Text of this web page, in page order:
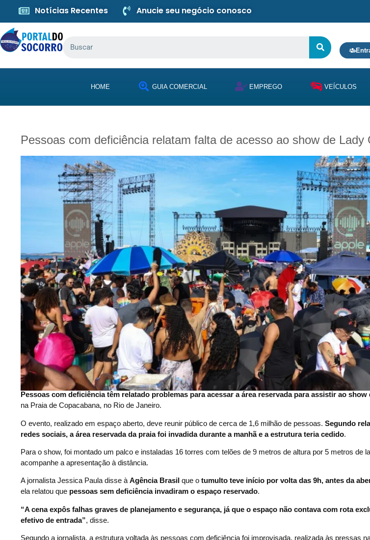
Notícias Recentes Anucie seu negócio conosco
HOME GUIA COMERCIAL EMPREGO VEÍCULOS
Pessoas com deficiência relatam falta de acesso ao show de Lady
Pessoas com deficiência têm relatado problemas para acessar a área reservada para assistir ao show
na Praia de Copacabana, no Rio de Janeiro.
O evento, realizado em espaço aberto, deve reunir público de cerca de 1,6 milhão de pessoas. Segundo
redes sociais, a área reservada da praia foi invadida durante a manhã e a estrutura teria cedido.
Para o show, foi montado um palco e instaladas 16 torres com telões de 9 metros de altura por 5 metros de
acompanhe a apresentação à distância.
A jornalista Jessica Paula disse à Agência Brasil que o tumulto teve início por volta das 9h, antes da
ela relatou que pessoas sem deficiência invadiram o espaço reservado.
“A cena expôs falhas graves de planejamento e segurança, já que o espaço não contava com rota
efetivo de entrada”, disse.
Segundo a jornalista, a estrutura voltada às pessoas com deficiência foi improvisada, realizada às pressas